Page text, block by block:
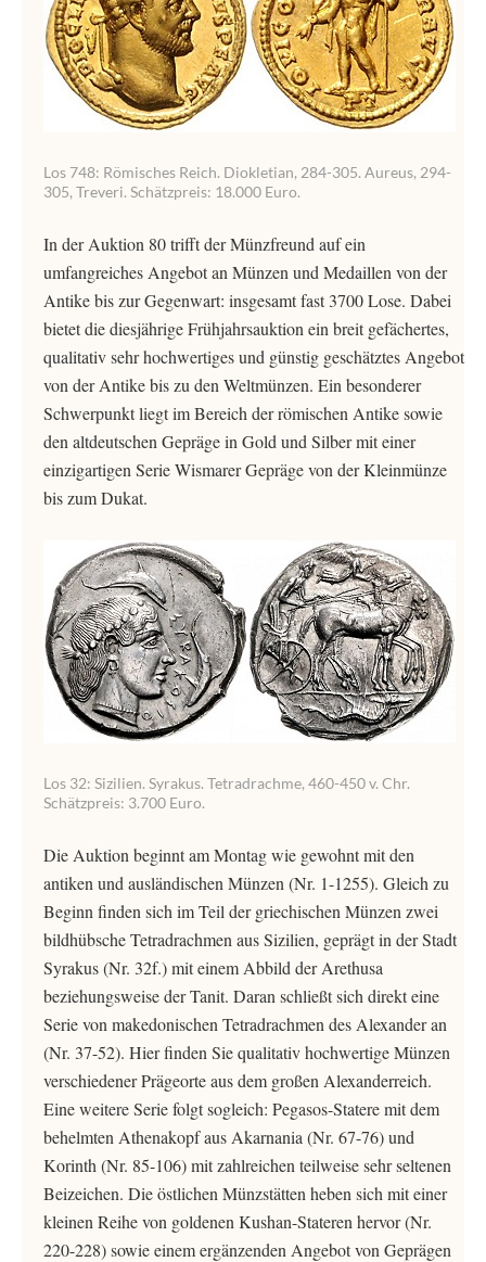
Los 748: Römisches Reich. Diokletian, 284-305. Aureus, 294-
305, Treveri. Schätzpreis: 18.000 Euro.
In der Auktion 80 trifft der Münzfreund auf ein
umfangreiches Angebot an Münzen und Medaillen von der
Antike bis zur Gegenwart: insgesamt fast 3700 Lose. Dabei
bietet die diesjährige Frühjahrsauktion ein breit gefächertes,
qualitativ sehr hochwertiges und günstig geschätztes Angebot
von der Antike bis zu den Weltmünzen. Ein besonderer
Schwerpunkt liegt im Bereich der römischen Antike sowie
den altdeutschen Gepräge in Gold und Silber mit einer
einzigartigen Serie Wismarer Gepräge von der Kleinmünze
bis zum Dukat.
Los 32: Sizilien. Syrakus. Tetradrachme, 460-450 v. Chr.
Schätzpreis: 3.700 Euro.
Die Auktion beginnt am Montag wie gewohnt mit den
antiken und ausländischen Münzen (Nr. 1-1255). Gleich zu
Beginn finden sich im Teil der griechischen Münzen zwei
bildhübsche Tetradrachmen aus Sizilien, geprägt in der Stadt
Syrakus (Nr. 32f.) mit einem Abbild der Arethusa
beziehungsweise der Tanit. Daran schließt sich direkt eine
Serie von makedonischen Tetradrachmen des Alexander an
(Nr. 37-52). Hier finden Sie qualitativ hochwertige Münzen
verschiedener Prägeorte aus dem großen Alexanderreich.
Eine weitere Serie folgt sogleich: Pegasos-Statere mit dem
behelmten Athenakopf aus Akarnania (Nr. 67-76) und
Korinth (Nr. 85-106) mit zahlreichen teilweise sehr seltenen
Beizeichen. Die östlichen Münzstätten heben sich mit einer
kleinen Reihe von goldenen Kushan-Stateren hervor (Nr.
220-228) sowie einem ergänzenden Angebot von Geprägen